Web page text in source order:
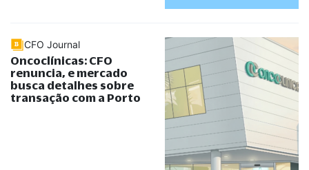
CFO Journal
Oncoclínicas: CFO
renuncia, e mercado
busca detalhes sobre
transação com a Porto